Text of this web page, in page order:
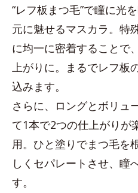
“レフ板まつ毛”で瞳に光
元に魅せるマスカラ。特
に均一に密着することで
上がりに。まるでレフ板
込みます。
さらに、ロングとボリュ
て1本で2つの仕上がりが
用。ひと塗りでまつ毛を
しくセパレートさせ、瞳
す。